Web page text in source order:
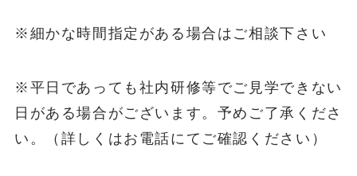
※細かな時間指定がある場合はご相談下さい
※平日であっても社内研修等でご見学できない
日がある場合がございます。予めご了承くださ
い。（詳しくはお電話にてご確認ください）